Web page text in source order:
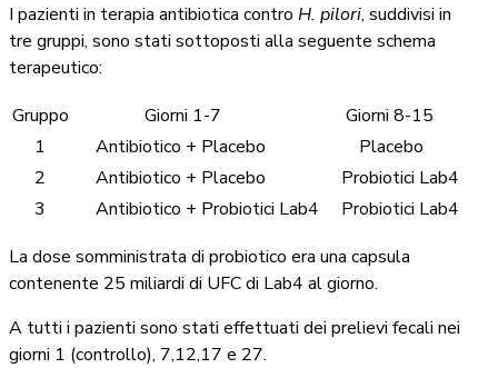
I pazienti in terapia antibiotica contro H. pilori, suddivisi in
tre gruppi, sono stati sottoposti alla seguente schema
terapeutico:
Gruppo
Giorni 1-7
Giorni 8-15
1
Antibiotico + Placebo
Placebo
2
Antibiotico + Placebo
Probiotici Lab4
3
Antibiotico + Probiotici Lab4
Probiotici Lab4
La dose somministrata di probiotico era una capsula
contenente 25 miliardi di UFC di Lab4 al giorno.
A tutti i pazienti sono stati effettuati dei prelievi fecali nei
giorni 1 (controllo), 7,12,17 e 27.